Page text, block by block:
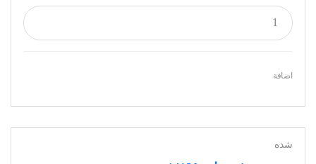
اضافة
شده